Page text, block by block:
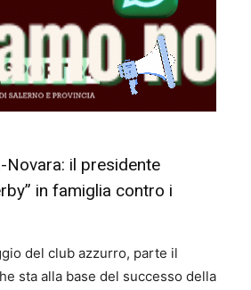
Novara: il presidente
in famiglia contro i
del club azzurro, parte il
sta alla base del successo della